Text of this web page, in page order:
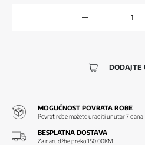
DODAJTE
MOGUĆNOST POVRATA ROBE
Povrat robe možete uraditi unutar 7 dana
BESPLATNA DOSTAVA
Za narudžbe preko 150,00KM